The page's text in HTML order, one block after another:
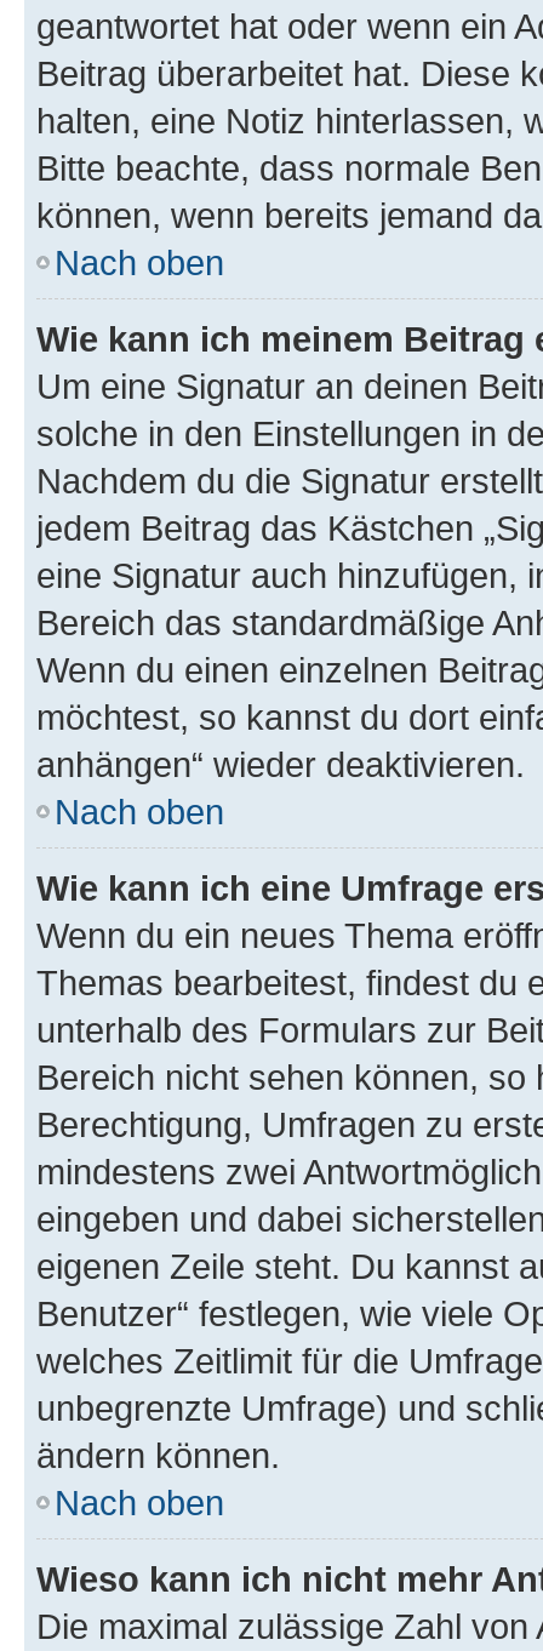
geantwortet hat oder wenn ein
Beitrag überarbeitet hat. Diese
halten, eine Notiz hinterlassen,
Bitte beachte, dass normale
können, wenn bereits jemand
Nach oben
Wie kann ich meinem
Um eine Signatur an deinen
solche in den Einstellungen in
Nachdem du die Signatur
jedem Beitrag das Kästchen
eine Signatur auch hinzufügen,
Bereich das standardmäßige
Wenn du einen einzelnen
möchtest, so kannst du dort
anhängen“ wieder deaktivieren.
Nach oben
Wie kann ich eine Umfrage
Wenn du ein neues Thema
Themas bearbeitest, findest du
unterhalb des Formulars zur
Bereich nicht sehen können,
Berechtigung, Umfragen zu
mindestens zwei
eingeben und dabei
eigenen Zeile steht. Du kannst
Benutzer“ festlegen, wie viele
welches Zeitlimit für die
unbegrenzte Umfrage) und
ändern können.
Nach oben
Wieso kann ich nicht mehr
Die maximal zulässige Zahl